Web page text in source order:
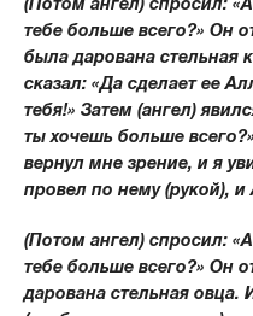
тебе больше всего?» Он
была дарована стельная
сказал: «Да сделает ее
тебя!» Затем (ангел)
ты хочешь больше
вернул мне зрение, и я
провел по нему (рукой), и
(Потом ангел) спросил:
тебе больше всего?» Он
дарована стельная овца.